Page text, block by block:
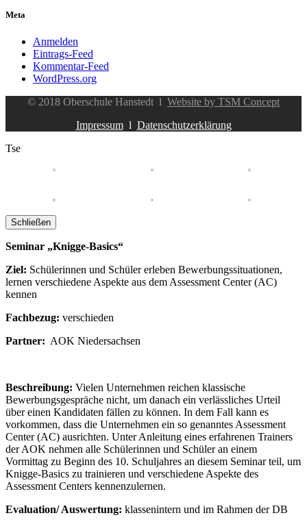
Meta
Anmelden
Eintrags-Feed
Kommentar-Feed
WordPress.org
© 2018 Oberschule Hanstedt l Website by TSM Concept
Impressuml Datenschutzerklärung
Tse
Schließen
Seminar „Knigge-Basics“
Ziel: Schülerinnen und Schüler erleben Bewerbungssituationen,
lernen verschiedene Aspekte aus dem Assessment Center (AC)
kennen
Fachbezug: verschieden
Partner: AOK Niedersachsen
Beschreibung: Vielen Unternehmen reichen klassische
Bewerbungsgespräche nicht, um danach ein verlässliches Urteil
über einen Kandidaten fällen zu können. In dem Fall kann es
vorkommen, dass die Unternehmen ein so genanntes Assessment
Center (AC) ausrichten. Unter Anleitung eines erfahrenen Trainers
der AOK nehmen alle Schülerinnen und Schüler an einem
Vormittag zu Beginn des 10. Schuljahres an diesem Seminar teil, um
Knigge-Basics zu trainieren und verschiedene Aspekte des
Assessment Centers kennenzulernen.
Evaluation/ Auswertung: klassenintern und im Rahmen der DB